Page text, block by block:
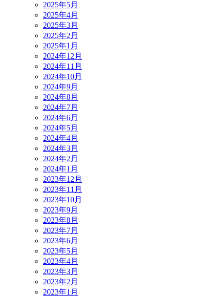
2025年5月
2025年4月
2025年3月
2025年2月
2025年1月
2024年12月
2024年11月
2024年10月
2024年9月
2024年8月
2024年7月
2024年6月
2024年5月
2024年4月
2024年3月
2024年2月
2024年1月
2023年12月
2023年11月
2023年10月
2023年9月
2023年8月
2023年7月
2023年6月
2023年5月
2023年4月
2023年3月
2023年2月
2023年1月